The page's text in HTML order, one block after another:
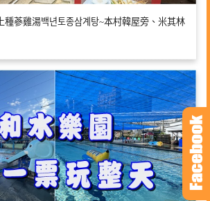
蔘雞湯백년토종삼계탕~本村韓屋旁、米其林